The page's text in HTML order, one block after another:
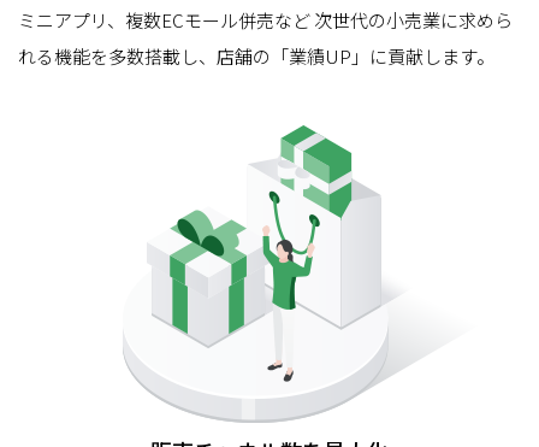
ミニアプリ、複数ECモール併売など次世代の小売業に求めら
れる機能を多数搭載し、店舗の「業績UP」に貢献します。